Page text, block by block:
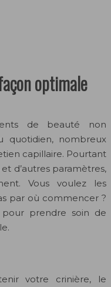
optimale
de beauté non
quotidien, nombreux
capillaire. Pourtant
d’autres paramètres,
Vous voulez les
par où commencer ?
pour prendre soin de
votre crinière, le